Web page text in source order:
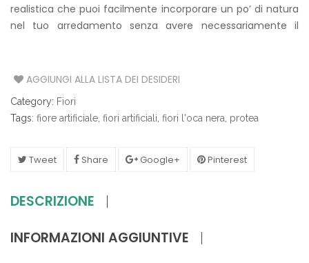
realistica che puoi facilmente incorporare un po’ di natura
nel tuo arredamento senza avere necessariamente il
AGGIUNGI ALLA LISTA DEI DESIDERI
Category: Fiori
Tags: fiore artificiale fiori artificiali fiori l'oca nera protea
Tweet Share Google+ Pinterest
DESCRIZIONE
INFORMAZIONI AGGIUNTIVE